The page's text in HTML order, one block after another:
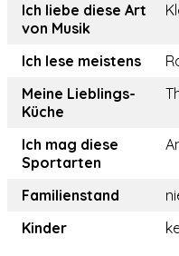
Ich liebe diese Art
von Musik
Ich lese meistens
Meine Lieblings-
Küche
Ich mag diese
Sportarten
Familienstand
Kinder